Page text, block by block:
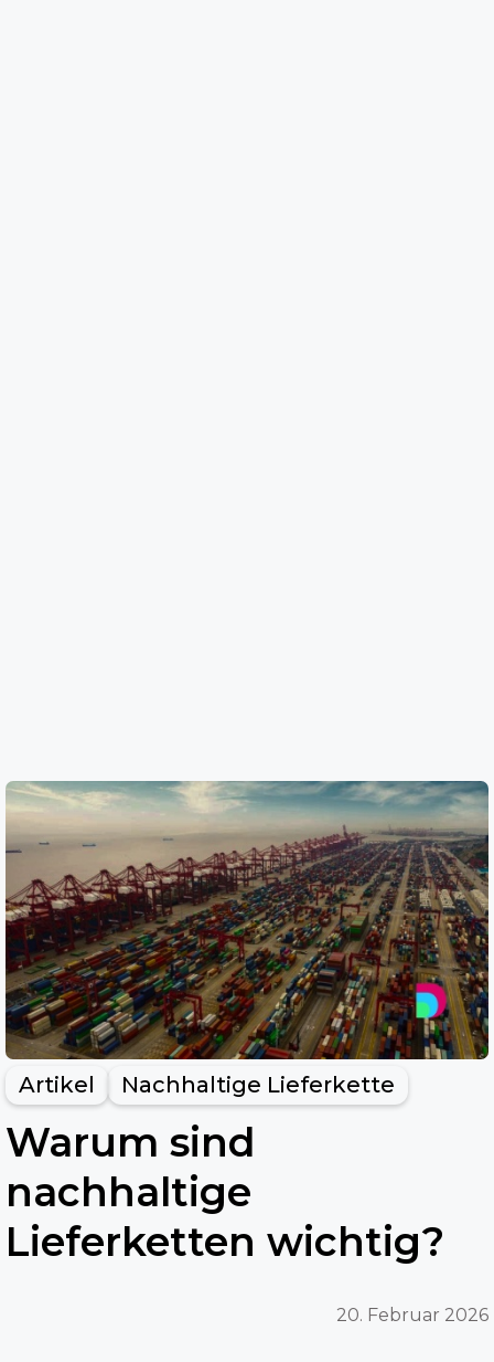
Artikel Nachhaltige Lieferkette
Warum sind
nachhaltige
Lieferketten wichtig?
20. Februar 2026